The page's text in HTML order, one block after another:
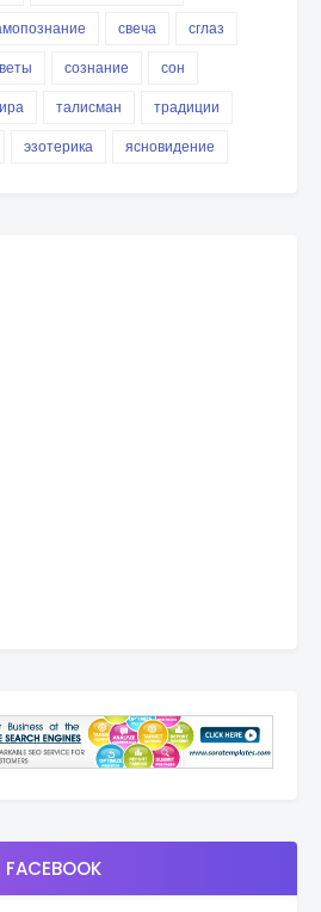
свеча
сглаз
сознание
сон
талисман
традиции
эзотерика ясновидение
FACEBOOK